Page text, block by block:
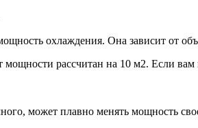
охлаждения. Она зависит от
рассчитан на 10 м2. Если
может плавно менять мощность